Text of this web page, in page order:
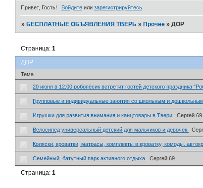
Привет, Гость! Войдитеили зарегистрируйтесь.
» БЕСПЛАТНЫЕ ОБЪЯВЛЕНИЯ ТВЕРЬ » Прочее »ДОР
ДОР
Страница:1
Тема
20 июня в 12:00 робопёсик встретит гостей детского праздника
Групповые и индивидуальные занятия со школьным и
Игрушки для развития внимания и канцтовары в Твери. Сергей 69
Велосипед универсальный детский для мальчиков и девочек.
Коляски, кроватки, матрасы, комплекты в кроватку, комоды,
Семейный, батутный парк активного отдыха. Сергей 69
Страница:1